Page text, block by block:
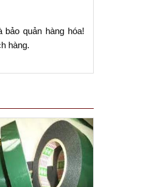
quản hàng hóa!
hàng.